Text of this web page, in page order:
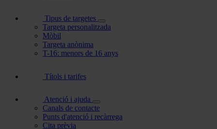
Tipus de targetes
Targeta personalitzada
Mòbil
Targeta anònima
T-16: menors de 16 anys
Títols i tarifes
Atenció i ajuda
Canals de contacte
Punts d'atenció i recàrrega
Cita prèvia